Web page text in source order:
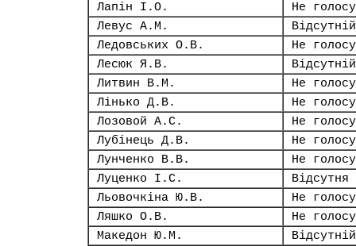
Лапін І.О.
Не
Левус А.М.
Відсутній
Ледовських О.В.
Не
Лесюк Я.В.
Відсутній
Литвин В.М.
Не
Лінько Д.В.
Не
Лозовой А.С.
Не
Лубінець Д.В.
Не
Лунченко В.В.
Не
Луценко І.С.
Відсутня
Льовочкіна Ю.В.
Не
Ляшко О.В.
Не
Македон Ю.М.
Відсутній